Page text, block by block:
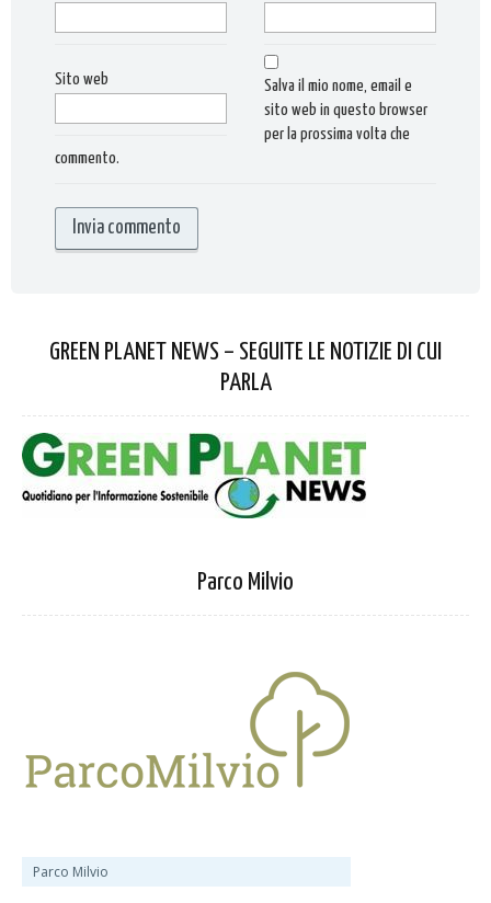
Sito web
Salva il mio nome, email e
sito web in questo browser
per la prossima volta che
commento.
GREEN PLANET NEWS – SEGUITE LE NOTIZIE DI CUI
PARLA
Parco Milvio
Parco Milvio